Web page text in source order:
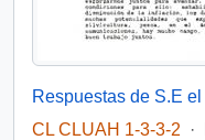
CL CLUAH 1-3-3-2
·